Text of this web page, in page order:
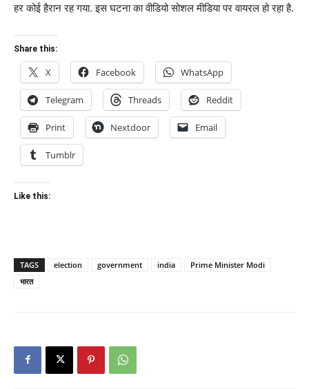
हर कोई हैरान रह गया. इस घटना का वीडियो सोशल मीडिया पर वायरल हो रहा है.
Share this:
X Facebook WhatsApp
Telegram Threads Reddit
Print Nextdoor Email
Tumblr
Like this:
TAGS election government india
Prime Minister Modi
भारत